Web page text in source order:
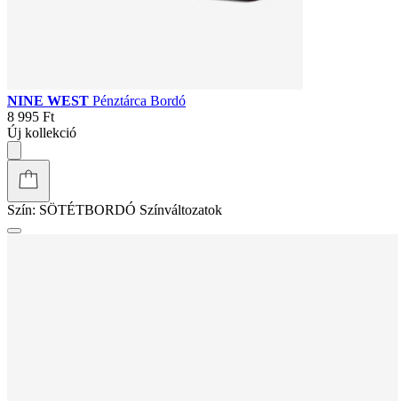
NINE WEST Pénztárca Bordó
8 995 Ft
Új kollekció
Szín: SÖTÉTBORDÓ Színváltozatok